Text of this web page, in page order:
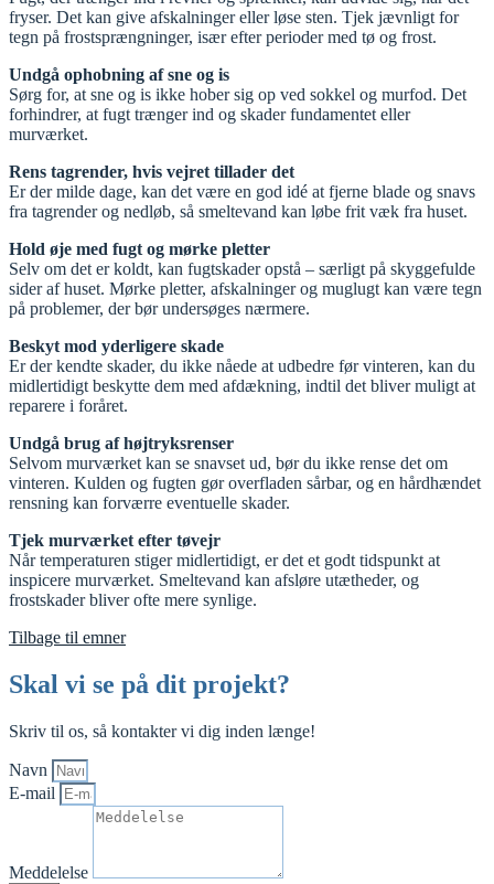
fryser. Det kan give afskalninger eller løse sten. Tjek jævnligt for
tegn på frostsprængninger, især efter perioder med tø og frost.
Undgå ophobning af sne og is
Sørg for, at sne og is ikke hober sig op ved sokkel og murfod. Det
forhindrer, at fugt trænger ind og skader fundamentet eller
murværket.
Rens tagrender, hvis vejret tillader det
Er der milde dage, kan det være en god idé at fjerne blade og snavs
fra tagrender og nedløb, så smeltevand kan løbe frit væk fra huset.
Hold øje med fugt og mørke pletter
Selv om det er koldt, kan fugtskader opstå – særligt på skyggefulde
sider af huset. Mørke pletter, afskalninger og muglugt kan være tegn
på problemer, der bør undersøges nærmere.
Beskyt mod yderligere skade
Er der kendte skader, du ikke nåede at udbedre før vinteren, kan du
midlertidigt beskytte dem med afdækning, indtil det bliver muligt at
reparere i foråret.
Undgå brug af højtryksrenser
Selvom murværket kan se snavset ud, bør du ikke rense det om
vinteren. Kulden og fugten gør overfladen sårbar, og en hårdhændet
rensning kan forværre eventuelle skader.
Tjek murværket efter tøvejr
Når temperaturen stiger midlertidigt, er det et godt tidspunkt at
inspicere murværket. Smeltevand kan afsløre utætheder, og
frostskader bliver ofte mere synlige.
Tilbage til emner
Skal vi se på dit projekt?
Skriv til os, så kontakter vi dig inden længe!
Navn
E-mail
Meddelelse